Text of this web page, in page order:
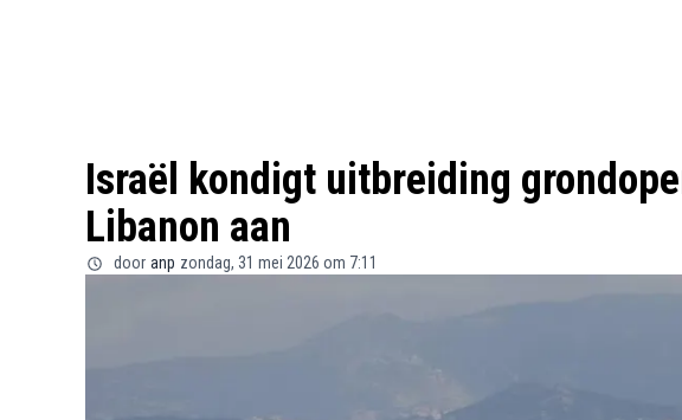
Israël kondigt uitbreiding
Libanon aan
door anp zondag, 31 mei 2026 om 7:11